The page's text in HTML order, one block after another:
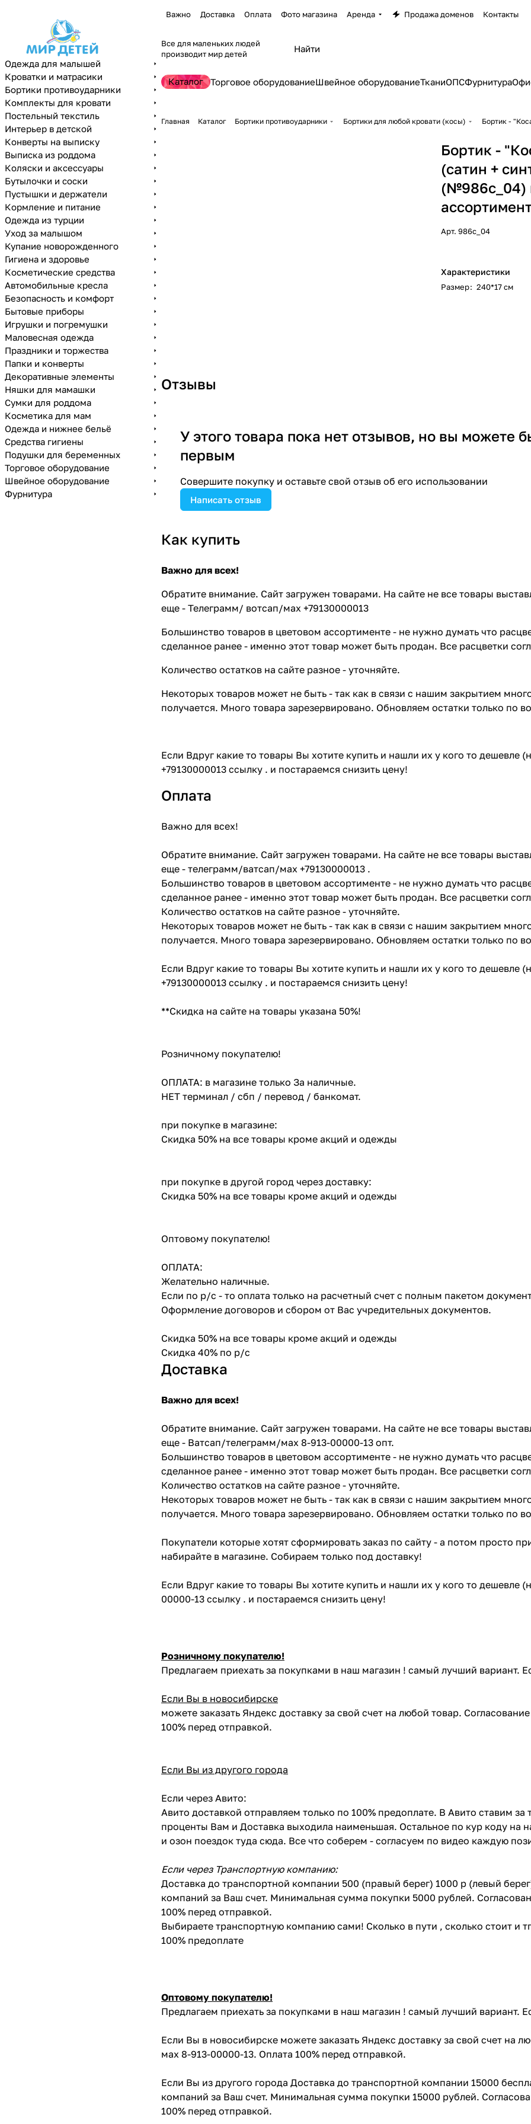
Важно Доставка Оплата Фото магазина Аренда Продажа доменов Контакты
Все для маленьких людей
производит мир детей
Каталог Торговое оборудованиеШвейное оборудованиеТканиОПСФурнитура
Главная Каталог Бортики противоударники Бортики для любой кровати (косы) Бортик -
Бортик -
(сатин +
(№986с_04)
Арт. 986с_04
Характеристики
Размер: 240*17 см
Отзывы
У этого товара пока нет отзывов, но вы можете
первым
Совершите покупку и оставьте свой отзыв об его использовании
Написать отзыв
Как купить
Важно для всех!
Обратите внимание. Сайт загружен товарами. На сайте не все товары
еще - Телеграмм/ вотсап/мах +79130000013
Большинство товаров в цветовом ассортименте - не нужно думать что
сделанное ранее - именно этот товар может быть продан. Все расцветки
Количество остатков на сайте разное - уточняйте.
Некоторых товаров может не быть - так как в связи с нашим закрытием
получается. Много товара зарезервировано. Обновляем остатки только по
Если Вдруг какие то товары Вы хотите купить и нашли их у кого то
+79130000013 ссылку . и постараемся снизить цену!
Оплата
Важно для всех!
Обратите внимание. Сайт загружен товарами. На сайте не все товары
еще - телеграмм/ватсап/мах +79130000013 .
Большинство товаров в цветовом ассортименте - не нужно думать что
сделанное ранее - именно этот товар может быть продан. Все расцветки
Количество остатков на сайте разное - уточняйте.
Некоторых товаров может не быть - так как в связи с нашим закрытием
получается. Много товара зарезервировано. Обновляем остатки только по
Если Вдруг какие то товары Вы хотите купить и нашли их у кого то
+79130000013 ссылку . и постараемся снизить цену!
**Скидка на сайте на товары указана 50%!
Розничному покупателю!
ОПЛАТА: в магазине только За наличные.
НЕТ терминал / сбп / перевод / банкомат.
при покупке в магазине:
Скидка 50% на все товары кроме акций и одежды
при покупке в другой город через доставку:
Скидка 50% на все товары кроме акций и одежды
Оптовому покупателю!
ОПЛАТА:
Желательно наличные.
Если по р/с - то оплата только на расчетный счет с полным пакетом
Оформление договоров и сбором от Вас учредительных документов.
Скидка 50% на все товары кроме акций и одежды
Скидка 40% по р/с
Доставка
Важно для всех!
Обратите внимание. Сайт загружен товарами. На сайте не все товары
еще - Ватсап/телеграмм/мах 8-913-00000-13 опт.
Большинство товаров в цветовом ассортименте - не нужно думать что
сделанное ранее - именно этот товар может быть продан. Все расцветки
Количество остатков на сайте разное - уточняйте.
Некоторых товаров может не быть - так как в связи с нашим закрытием
получается. Много товара зарезервировано. Обновляем остатки только по
Покупатели которые хотят сформировать заказ по сайту - а потом просто
набирайте в магазине. Собираем только под доставку!
Если Вдруг какие то товары Вы хотите купить и нашли их у кого то
00000-13 ссылку . и постараемся снизить цену!
Розничному покупателю!
Предлагаем приехать за покупками в наш магазин ! самый лучший вариант.
Если Вы в новосибирске
можете заказать Яндекс доставку за свой счет на любой товар.
100% перед отправкой.
Если Вы из другого города
Если через Авито:
Авито доставкой отправляем только по 100% предоплате. В Авито ставим
проценты Вам и Доставка выходила наименьшая. Остальное по кур коду
и озон поездок туда сюда. Все что соберем - согласуем по видео каждую
Если через Транспортную компанию:
Доставка до транспортной компании 500 (правый берег) 1000 р (левый
компаний за Ваш счет. Минимальная сумма покупки 5000 рублей.
100% перед отправкой.
Выбираете транспортную компанию сами! Сколько в пути , сколько стоит и
100% предоплате
Оптовому покупателю!
Предлагаем приехать за покупками в наш магазин ! самый лучший вариант.
Если Вы в новосибирске можете заказать Яндекс доставку за свой счет на
мах 8-913-00000-13. Оплата 100% перед отправкой.
Если Вы из другого города Доставка до транспортной компании 15000
компаний за Ваш счет. Минимальная сумма покупки 15000 рублей.
100% перед отправкой.
Одежда для малышей
Кроватки и матрасики
Бортики противоударники
Комплекты для кровати
Постельный текстиль
Интерьер в детской
Конверты на выписку
Выписка из роддома
Коляски и аксессуары
Бутылочки и соски
Пустышки и держатели
Кормление и питание
Одежда из турции
Уход за малышом
Купание новорожденного
Гигиена и здоровье
Косметические средства
Автомобильные кресла
Безопасность и комфорт
Бытовые приборы
Игрушки и погремушки
Маловесная одежда
Праздники и торжества
Папки и конверты
Декоративные элементы
Няшки для мамашки
Сумки для роддома
Косметика для мам
Одежда и нижнее бельё
Средства гигиены
Подушки для беременных
Торговое оборудование
Швейное оборудование
Фурнитура